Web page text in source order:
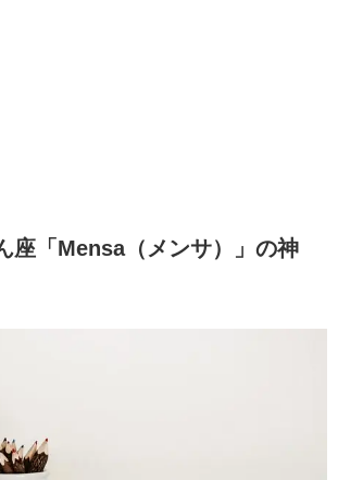
座「Mensa（メンサ）」の神